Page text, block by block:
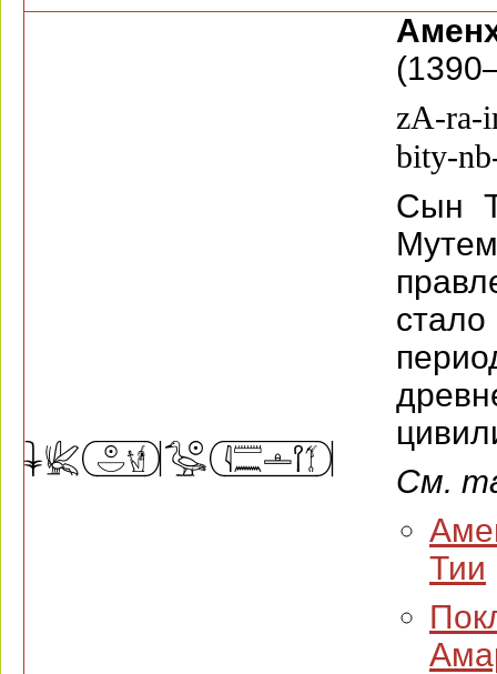
zA-ra-
bity-
Сын
См.
Тии